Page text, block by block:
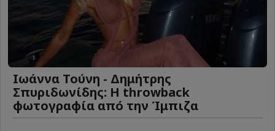
Ιωάννα Τούνη - Δημήτρης
Σπυριδωνίδης: Η throwback
φωτογραφία από την Ίμπιζα